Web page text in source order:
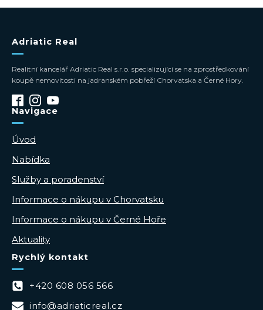
Adriatic Real
Realitní kancelář Adriatic Real s.r.o. specializující se na zprostředkování
koupě nemovitosti na jadranském pobřeží Chorvatska a Černé Hory.
Navigace
Úvod
Nabídka
Služby a poradenství
Informace o nákupu v Chorvatsku
Informace o nákupu v Černé Hoře
Aktuality
Rychlý kontakt
+420 608 056 566
info@adriaticreal.cz